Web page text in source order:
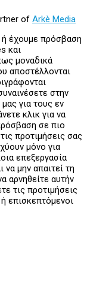
of Arkè Media
ή έχουμε πρόσβαση
και
μοναδικά
αποστέλλονται
στην
για τους εν
κλικ για να
σε πιο
προτιμήσεις σας
μόνο για
επεξεργασία
μην απαιτεί τη
αρνηθείτε αυτήν
τις προτιμήσεις
επισκεπτόμενοι